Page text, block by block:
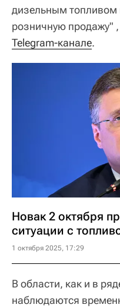
дизельным топливом
розничную продажу"
Telegram-канале.
Новак 2 октября
ситуации с
1 октября 2025, 17:29
В области, как и в
наблюдаются